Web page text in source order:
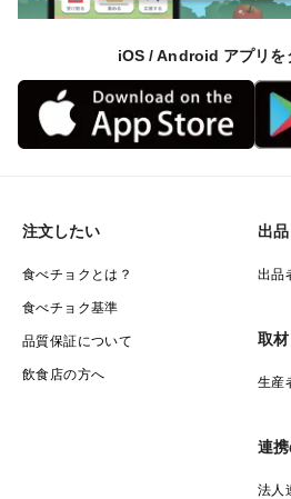
iOS / Android アプリを
注文したい
食べチョクとは？
食べチョク基準
品質保証について
飲食店の方へ
出
出品
取
生産
連
法人